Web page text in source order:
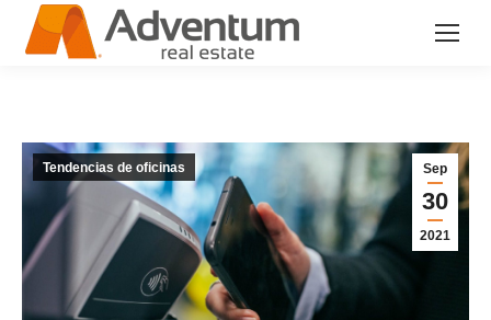
Sep
30
2021
Tendencias de oficinas